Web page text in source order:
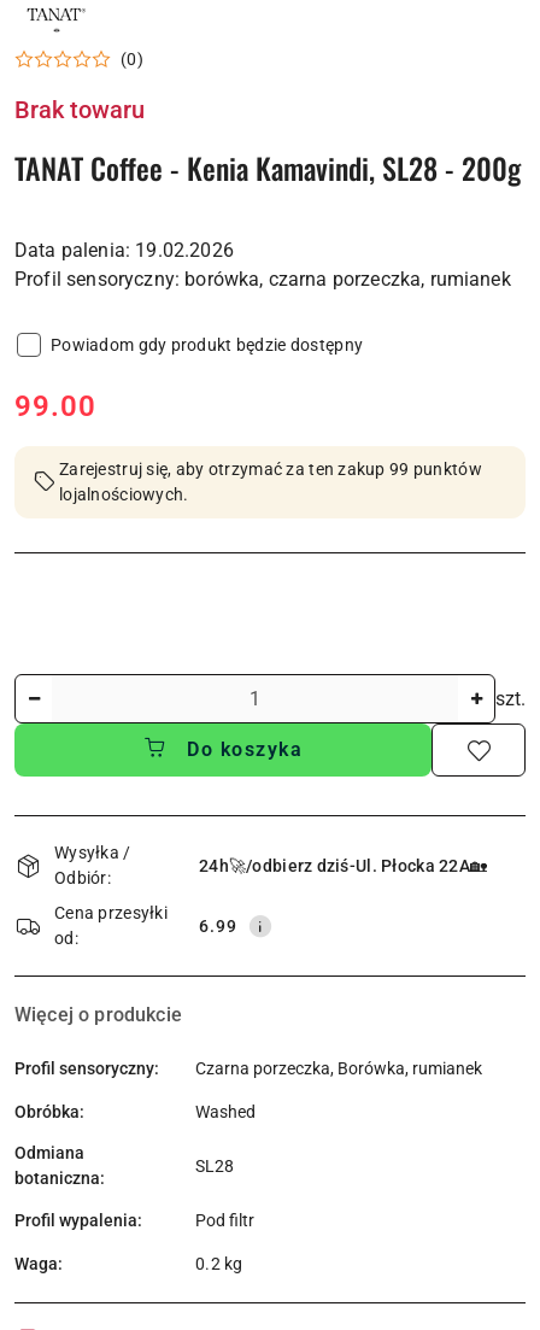
LOGO
PALARNI
COFFEE
(0)
Brak towaru
TANAT Coffee - Kenia Kamavindi, SL28 - 200g
Data palenia: 19.02.2026
Profil sensoryczny: borówka, czarna porzeczka, rumianek
Powiadom gdy produkt będzie dostępny
cena:
99.00
Zarejestruj się, aby otrzymać za ten zakup 99 punktów
lojalnościowych.
szt.
Do koszyka
Dostępność
i
dostawa
Wysyłka /
Odbiór:
24h🚀/odbierz dziś-Ul. Płocka 22A🏡
Cena przesyłki
od:
6.99
Więcej o produkcie
Profil sensoryczny: Czarna porzeczka, Borówka, rumianek
Obróbka: Washed
Odmiana
botaniczna:
SL28
Profil wypalenia: Pod filtr
Waga: 0.2 kg